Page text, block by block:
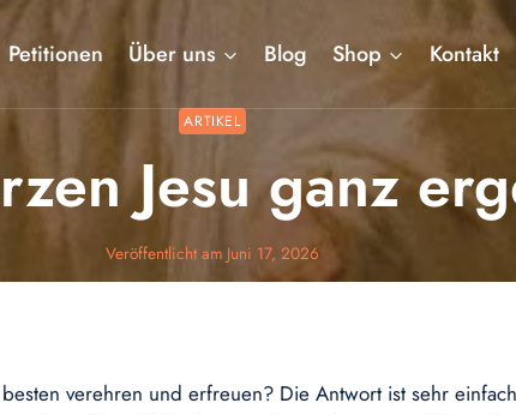
Petitionen Über uns Blog Shop Kontakt
ARTIKEL
Jesu ganz
Veröffentlicht am Juni 17, 2026
verehren und erfreuen? Die Antwort ist sehr